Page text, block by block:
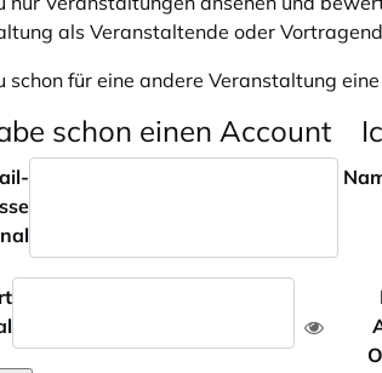
als Veranstaltende oder
schon für eine andere Veranstaltung
schon einen Account